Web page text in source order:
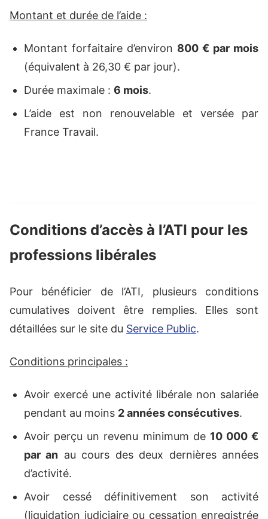
Montant et durée de l’aide :
Montant forfaitaire d’environ 800 € par mois
(équivalent à 26,30 € par jour).
Durée maximale : 6 mois.
L’aide est non renouvelable et versée par
France Travail.
Conditions d’accès à l’ATI pour les
professions libérales
Pour bénéficier de l’ATI, plusieurs conditions
cumulatives doivent être remplies. Elles sont
détaillées sur le site du Service Public.
Conditions principales :
Avoir exercé une activité libérale non salariée
pendant au moins 2 années consécutives.
Avoir perçu un revenu minimum de 10 000 €
par an au cours des deux dernières années
d’activité.
Avoir cessé définitivement son activité
(liquidation judiciaire ou cessation enregistrée